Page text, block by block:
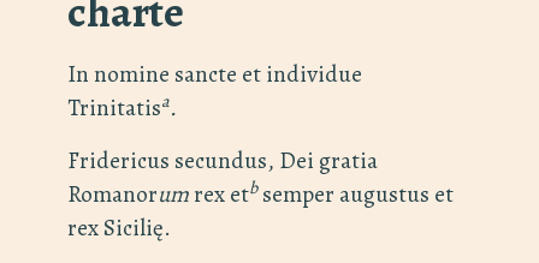
charte
In nomine sancte et individue
Trinitatisa.
Fridericus secundus, Dei gratia
Romanorumrex etbsemper augustus et
rex Sicilię.